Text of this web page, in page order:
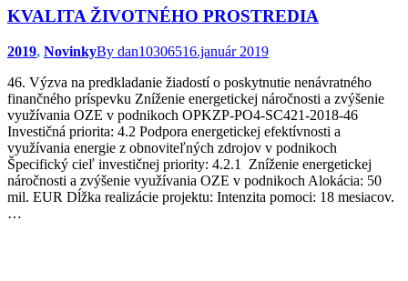
KVALITA ŽIVOTNÉHO PROSTREDIA
2019, NovinkyBy dan10306516.január 2019
46. Výzva na predkladanie žiadostí o poskytnutie nenávratného
finančného príspevku Zníženie energetickej náročnosti a zvýšenie
využívania OZE v podnikoch OPKZP-PO4-SC421-2018-46
Investičná priorita: 4.2 Podpora energetickej efektívnosti a
využívania energie z obnoviteľných zdrojov v podnikoch
Špecifický cieľ investičnej priority: 4.2.1 Zníženie energetickej
náročnosti a zvýšenie využívania OZE v podnikoch Alokácia: 50
mil. EUR Dĺžka realizácie projektu: Intenzita pomoci: 18 mesiacov.
…